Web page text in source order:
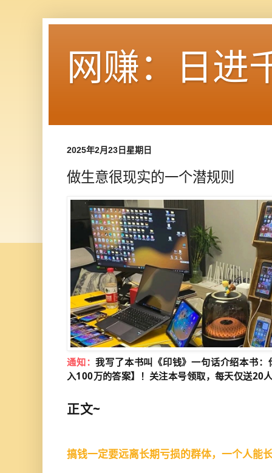
网赚：日进
2025年2月23日星期日
做生意很现实的一个潜规则
通知：我写了本书叫《印钱》一句话介绍本书
入100万的答案】！关注本号领取，每天仅送20
正文~
搞钱一定要远离长期亏损的群体，一个人能